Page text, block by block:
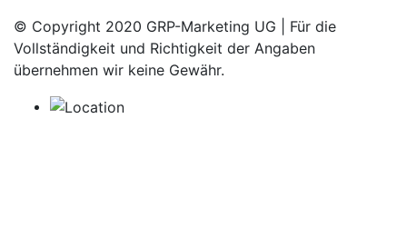
© Copyright 2020 GRP-Marketing UG | Für die
Vollständigkeit und Richtigkeit der Angaben
übernehmen wir keine Gewähr.